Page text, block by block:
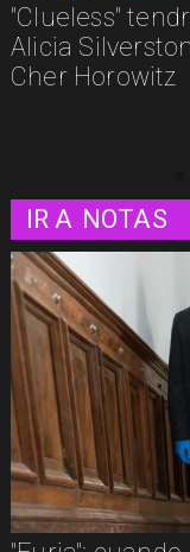
a
Los
estos
IR A NOTAS